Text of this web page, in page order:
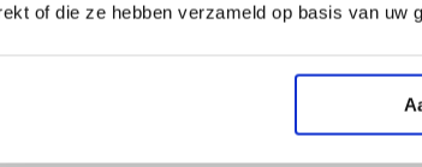
of die ze hebben verzameld op basis van uw
Afgezien van
portemonnee.
De